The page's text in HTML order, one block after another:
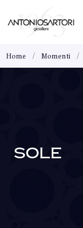
Home Momenti
SOLE